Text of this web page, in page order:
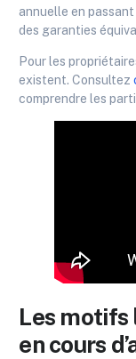
annuelle en passant
des garanties
Pour les
existent. Consultez
comprendre les
Les
en cours